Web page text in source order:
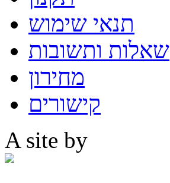
תנאי שימוש
שאלות ותשובות
מחירון
קישורים
A site by